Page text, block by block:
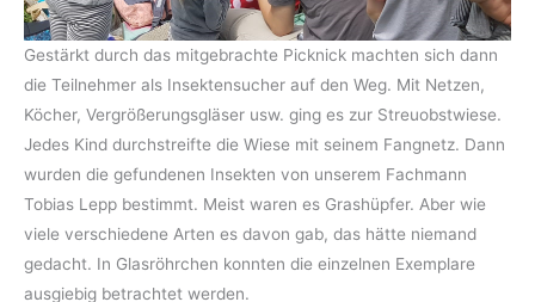
Gestärkt durch das mitgebrachte Picknick machten sich dann
die Teilnehmer als Insektensucher auf den Weg. Mit Netzen,
Köcher, Vergrößerungsgläser usw. ging es zur Streuobstwiese.
Jedes Kind durchstreifte die Wiese mit seinem Fangnetz. Dann
wurden die gefundenen Insekten von unserem Fachmann
Tobias Lepp bestimmt. Meist waren es Grashüpfer. Aber wie
viele verschiedene Arten es davon gab, das hätte niemand
gedacht. In Glasröhrchen konnten die einzelnen Exemplare
ausgiebig betrachtet werden.